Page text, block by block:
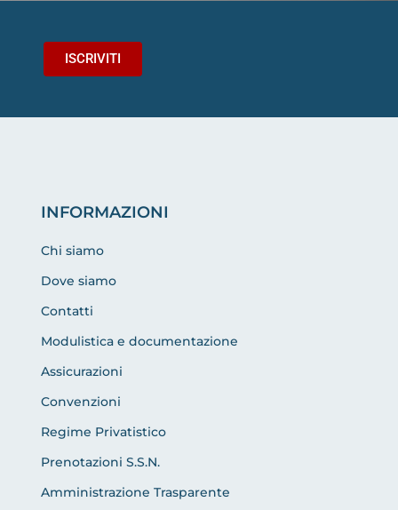
ISCRIVITI
INFORMAZIONI
Chi siamo
Dove siamo
Contatti
Modulistica e documentazione
Assicurazioni
Convenzioni
Regime Privatistico
Prenotazioni S.S.N.
Amministrazione Trasparente